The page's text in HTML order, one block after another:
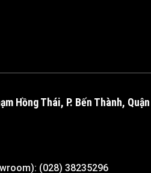
Hồng Thái, P. Bến Thành,
(028) 38235296